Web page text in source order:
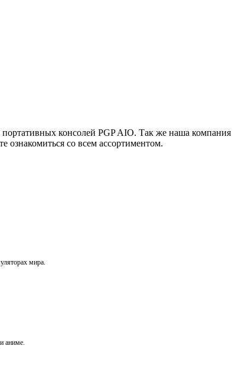
консолей PGP AIO. Так же наша компания
ознакомиться со всем ассортиментом.
мира.
аниме.